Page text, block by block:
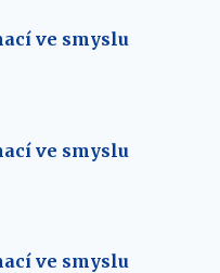
ve smyslu
ve smyslu
ve smyslu